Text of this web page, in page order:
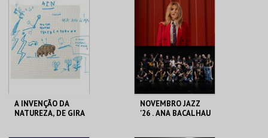
CRIATIVIDADE
MAIS INFO
COMPRAR
CRIATIVIDADE
MAIS INFO
COMPRAR
A INVENÇÃO DA
NATUREZA, DE GIRA
NOVEMBRO JAZZ
'26 . ANA BACALHAU